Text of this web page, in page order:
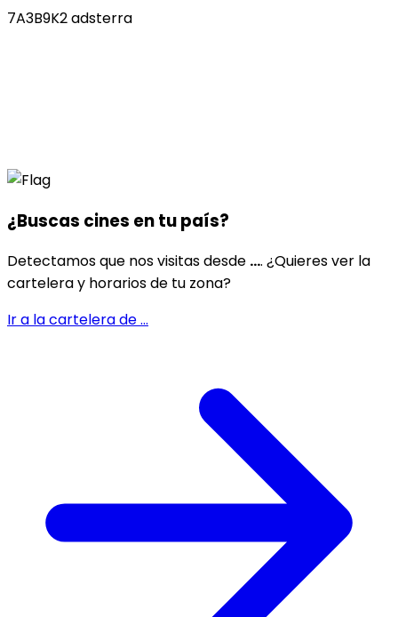
7A3B9K2 adsterra
¿Buscas cines entu país?
Detectamos que nos visitas desde .... ¿Quieres ver la
cartelera y horarios de tu zona?
Ir a la cartelera de...